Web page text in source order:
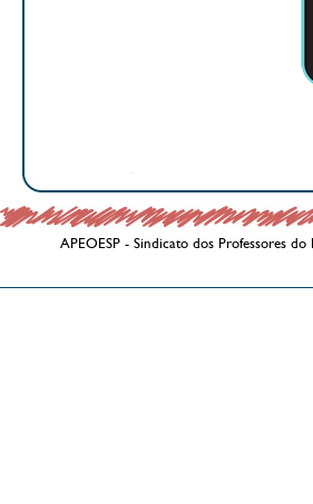
APEOESP - Sindicato dos Professores